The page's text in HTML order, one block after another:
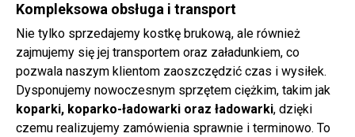
Kompleksowa obsługa i transport
Nie tylko sprzedajemy kostkę brukową, ale również
zajmujemy się jej transportem oraz załadunkiem, co
pozwala naszym klientom zaoszczędzić czas i wysiłek.
Dysponujemy nowoczesnym sprzętem ciężkim, takim jak
koparki, koparko-ładowarki oraz ładowarki, dzięki
czemu realizujemy zamówienia sprawnie i terminowo. To